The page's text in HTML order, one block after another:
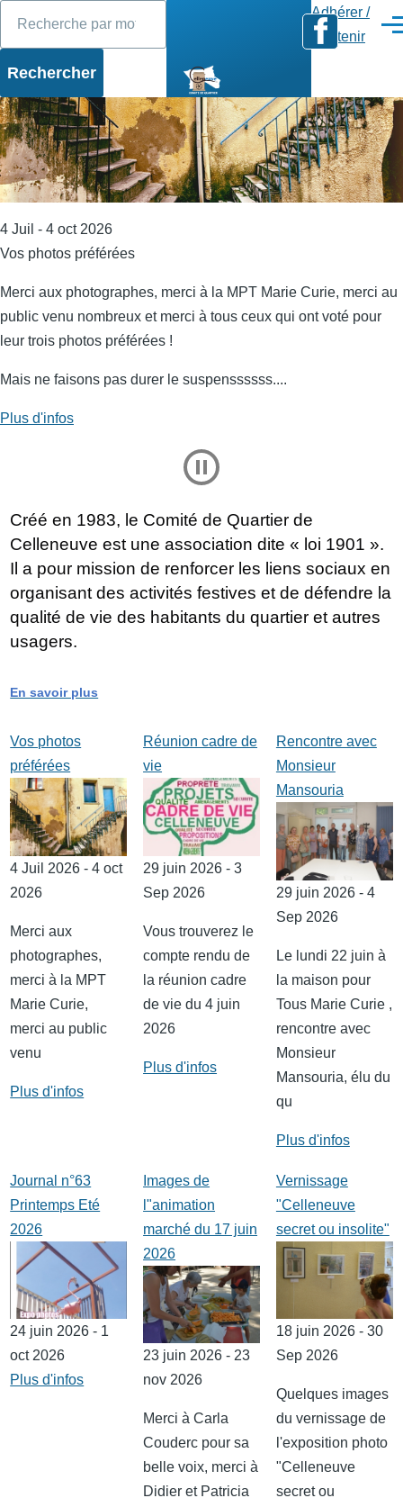
Adhérer /
Soutenir
Diaporama
4 Juil - 4 oct 2026
Vos photos préférées
Merci aux photographes, merci à la MPT Marie Curie, merci au
public venu nombreux et merci à tous ceux qui ont voté pour
leur trois photos préférées !
Mais ne faisons pas durer le suspenssssss....
Plus d'infos
Play and Stop Slideshow
Créé en 1983, le Comité de Quartier de
Celleneuve est une association dite « loi 1901 ».
Il a pour mission de renforcer les liens sociaux en
organisant des activités festives et de défendre la
qualité de vie des habitants du quartier et autres
usagers.
En savoir plus
Vos photos
préférées
4 Juil 2026 - 4 oct
2026
Merci aux
photographes,
merci à la MPT
Marie Curie,
merci au public
venu
Plus d'infos
Réunion cadre de
vie
29 juin 2026 - 3
Sep 2026
Vous trouverez le
compte rendu de
la réunion cadre
de vie du 4 juin
2026
Plus d'infos
Rencontre avec
Monsieur
Mansouria
29 juin 2026 - 4
Sep 2026
Le lundi 22 juin à
la maison pour
Tous Marie Curie ,
rencontre avec
Monsieur
Mansouria, élu du
qu
Plus d'infos
Journal n°63
Printemps Eté
2026
24 juin 2026 - 1
oct 2026
Plus d'infos
Images de
l"animation
marché du 17 juin
2026
23 juin 2026 - 23
nov 2026
Merci à Carla
Couderc pour sa
belle voix, merci à
Didier et Patricia
Vernissage
"Celleneuve
secret ou insolite"
18 juin 2026 - 30
Sep 2026
Quelques images
du vernissage de
l'exposition photo
"Celleneuve
secret ou